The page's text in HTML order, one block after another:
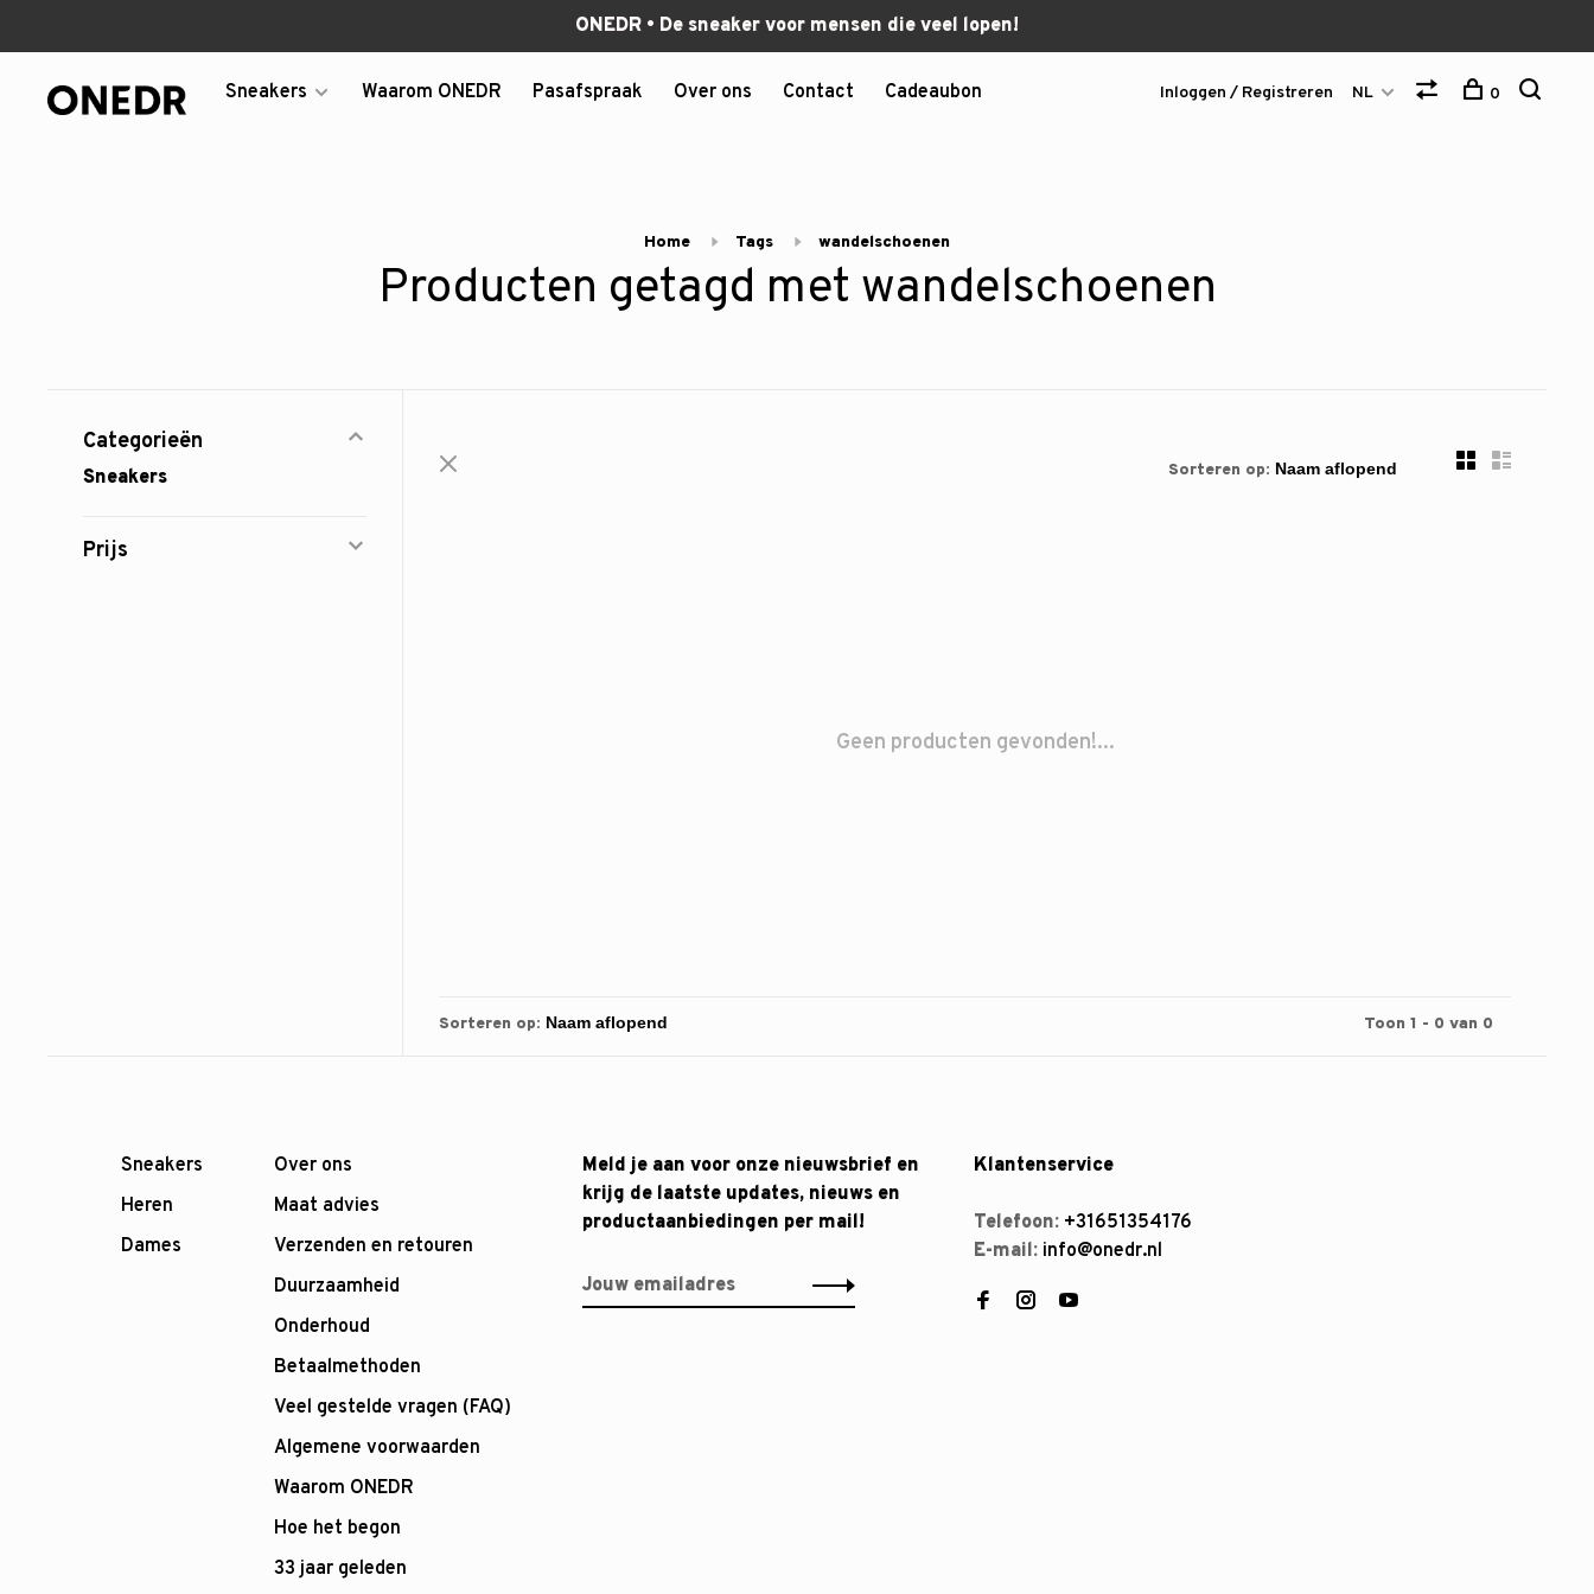
ONEDR • De sneaker voor mensen die veel lopen!
Sneakers Waarom ONEDR Pasafspraak Over ons Contact Cadeaubon Inloggen / Registreren NL 0
Home Tags wandelschoenen
Producten getagd met wandelschoenen
Categorieën
Sneakers
Prijs
Sorteren op:
Geen producten gevonden!...
Sorteren op: Toon 1 - 0 van 0
Sneakers
Heren
Dames
Over ons
Maat advies
Verzenden en retouren
Duurzaamheid
Onderhoud
Betaalmethoden
Veel gestelde vragen (FAQ)
Algemene voorwaarden
Waarom ONEDR
Hoe het begon
33 jaar geleden
Meld je aan voor onze nieuwsbrief en
krijg de laatste updates, nieuws en
productaanbiedingen per mail!
Klantenservice
Telefoon: +31651354176
E-mail: info@onedr.nl